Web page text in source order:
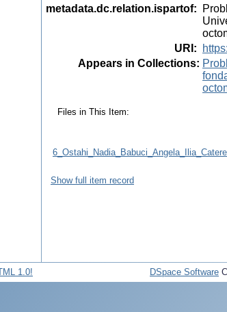
metadata.dc.relation.ispartof:
URI :
Appears in Collections:
Files in This Item:
Show full item record
DSpace Software